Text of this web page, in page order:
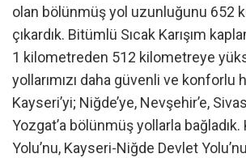
olan bölünmüş yol uzunluğunu 652
çıkardık. Bitümlü Sıcak Karışım
1 kilometreden 512 kilometreye
yollarımızı daha güvenli ve konforlu
Kayseri’yi; Niğde’ye, Nevşehir’e,
Yozgat’a bölünmüş yollarla
Yolu’nu, Kayseri-Niğde Devlet